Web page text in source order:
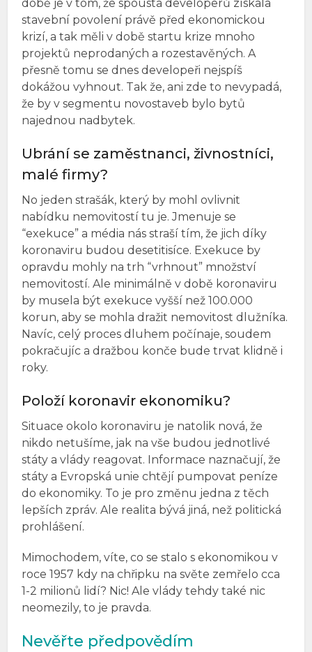
době je v tom, že spousta developerů získala
stavební povolení právě před ekonomickou
krizí, a tak měli v době startu krize mnoho
projektů neprodaných a rozestavěných. A
přesně tomu se dnes developeři nejspíš
dokážou vyhnout. Tak že, ani zde to nevypadá,
že by v segmentu novostaveb bylo bytů
najednou nadbytek.
Ubrání se zaměstnanci, živnostníci,
malé firmy?
No jeden strašák, který by mohl ovlivnit
nabídku nemovitostí tu je. Jmenuje se
“exekuce” a média nás straší tím, že jich díky
koronaviru budou desetitisíce. Exekuce by
opravdu mohly na trh “vrhnout” množství
nemovitostí. Ale minimálně v době koronaviru
by musela být exekuce vyšší než 100.000
korun, aby se mohla dražit nemovitost dlužníka.
Navíc, celý proces dluhem počínaje, soudem
pokračujíc a dražbou konče bude trvat klidně i
roky.
Položí koronavir ekonomiku?
Situace okolo koronaviru je natolik nová, že
nikdo netušíme, jak na vše budou jednotlivé
státy a vlády reagovat. Informace naznačují, že
státy a Evropská unie chtějí pumpovat peníze
do ekonomiky. To je pro změnu jedna z těch
lepších zpráv. Ale realita bývá jiná, než politická
prohlášení.
Mimochodem, víte, co se stalo s ekonomikou v
roce 1957 kdy na chřipku na světe zemřelo cca
1-2 milionů lidí? Nic! Ale vlády tehdy také nic
neomezily, to je pravda.
Nevěřte předpovědím